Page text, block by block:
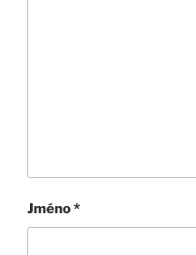
Jméno*